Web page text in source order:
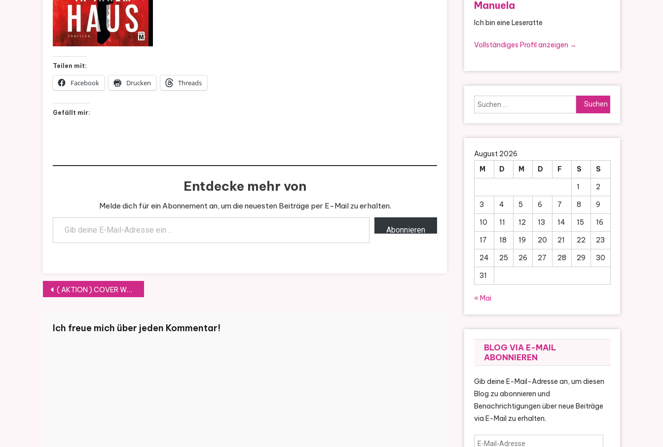
Teilen mit:
Facebook Drucken Threads
Gefällt mir:
Entdecke mehr von
Melde dich für ein Abonnement an, um die neuesten Beiträge per E-Mail zu erhalten.
Gib deine E-Mail-Adresse ein ...
Abonnieren
Beitragsnavigation
( AKTION ) COVER WEDNESDAY# 106
Ich freue mich über jeden Kommentar!
Manuela
Ich bin eine Leseratte
Vollständiges Profil anzeigen →
Suchen
nach:
August 2026
M
D M D F S
S
1
2
3
4 5 6 7 8
9
10
11 12 13 14 15
16
17
18 19 20 21 22
23
24
25 26 27 28 29
30
31
« Mai
BLOG VIA E-MAIL
ABONNIEREN
Gib deine E-Mail-Adresse an, um diesen
Blog zu abonnieren und
Benachrichtigungen über neue Beiträge
via E-Mail zu erhalten.
E-